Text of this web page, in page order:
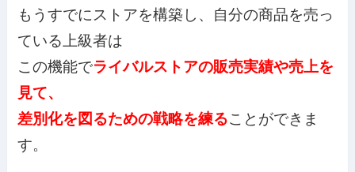
もうすでにストアを構築し、自分の商品を売っ
ている上級者は
この機能でライバルストアの販売実績や売上を
見て、
差別化を図るための戦略を練ることができま
す。